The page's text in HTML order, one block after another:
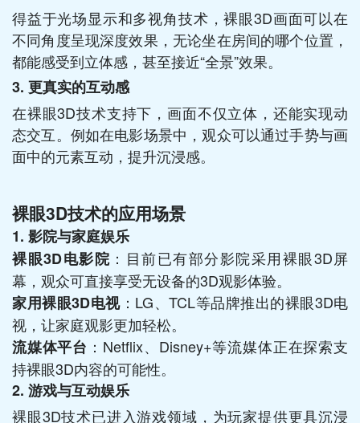
得益于光场显示和多视角技术，裸眼3D画面可以在
不同角度呈现深度效果，无论坐在房间的哪个位置，
都能感受到立体感，甚至接近“全景”效果。
3. 更真实的互动感
在裸眼3D技术支持下，画面不仅立体，还能实现动
态交互。例如在电影场景中，观众可以通过手势与画
面中的元素互动，提升沉浸感。
裸眼3D技术的应用场景
1. 影院与家庭娱乐
裸眼3D电影院 ：目前已有部分影院采用裸眼3D屏
幕，观众可直接享受无设备的3D观影体验。
家用裸眼3D电视：LG、TCL等品牌推出的裸眼3D电
视，让家庭观影更加轻松。
流媒体平台 ：Netflix、Disney+等流媒体正在探索支
持裸眼3D内容的可能性。
2. 游戏与互动娱乐
裸眼3D技术已进入游戏领域，为玩家提供更具沉浸